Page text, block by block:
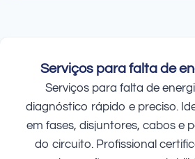
Serviços para falta de
Serviços para falta de
diagnóstico rápido e preciso.
em fases, disjuntores, cabos e
do circuito. Profissional